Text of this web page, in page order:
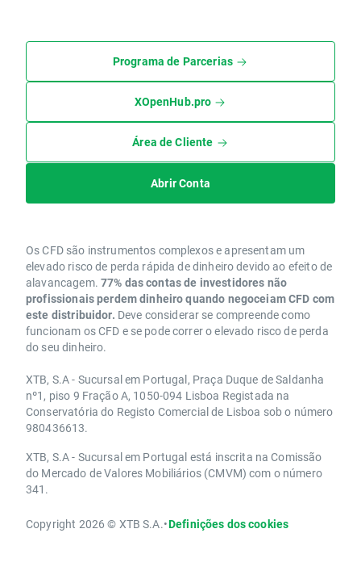
Programa de Parcerias
XOpenHub.pro
Área de Cliente
Abrir Conta
Os CFD são instrumentos complexos e apresentam um
elevado risco de perda rápida de dinheiro devido ao efeito de
alavancagem. 77% das contas de investidores não
profissionais perdem dinheiro quando negoceiam CFD com
este distribuidor. Deve considerar se compreende como
funcionam os CFD e se pode correr o elevado risco de perda
do seu dinheiro.
XTB, S.A - Sucursal em Portugal, Praça Duque de Saldanha
nº1, piso 9 Fração A, 1050-094 Lisboa Registada na
Conservatória do Registo Comercial de Lisboa sob o número
980436613.
XTB, S.A - Sucursal em Portugal está inscrita na Comissão
do Mercado de Valores Mobiliários (CMVM) com o número
341.
Copyright 2026 © XTB S.A.•Definições dos cookies